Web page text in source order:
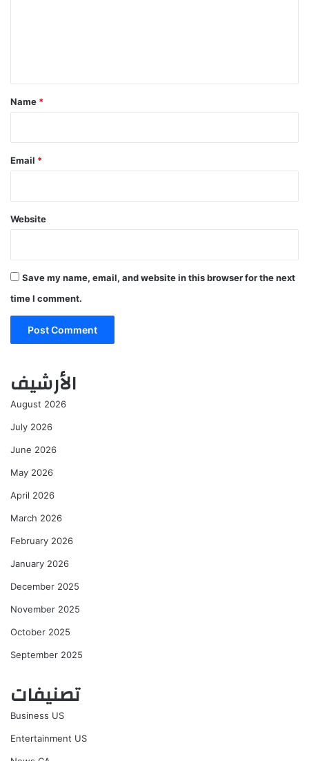
*
Name *
Email *
Website
Save my name, email, and website in this browser for the next
time I comment.
الأرشيف
August 2026
July 2026
June 2026
May 2026
April 2026
March 2026
February 2026
January 2026
December 2025
November 2025
October 2025
September 2025
تصنيفات
Business US
Entertainment US